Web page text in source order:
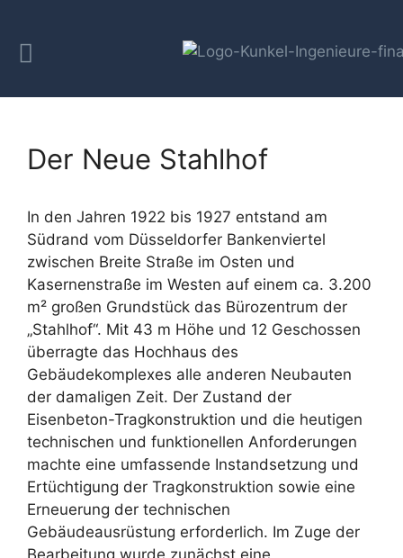
Der Neue Stahlhof
In den Jahren 1922 bis 1927 entstand am
Südrand vom Düsseldorfer Bankenviertel
zwischen Breite Straße im Osten und
Kasernenstraße im Westen auf einem ca. 3.200
m² großen Grundstück das Bürozentrum der
„Stahlhof“. Mit 43 m Höhe und 12 Geschossen
überragte das Hochhaus des
Gebäudekomplexes alle anderen Neubauten
der damaligen Zeit. Der Zustand der
Eisenbeton-Tragkonstruktion und die heutigen
technischen und funktionellen Anforderungen
machte eine umfassende Instandsetzung und
Ertüchtigung der Tragkonstruktion sowie eine
Erneuerung der technischen
Gebäudeausrüstung erforderlich. Im Zuge der
Bearbeitung wurde zunächst eine